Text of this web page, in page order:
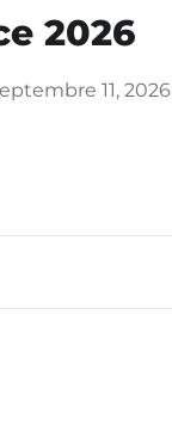
2026
11, 2026